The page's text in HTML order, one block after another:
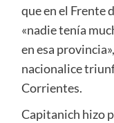
que en el Frente
«nadie tenía
en esa
nacionalice
Corrientes.
Capitanich hizo